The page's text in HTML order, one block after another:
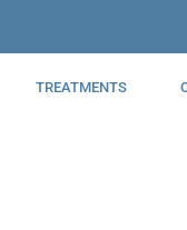
TREATMENTS